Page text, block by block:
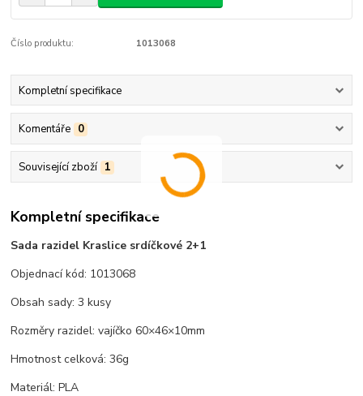
Číslo produktu: 1013068
Kompletní specifikace
Komentáře 0
Související zboží 1
Kompletní specifikace
Sada razidel Kraslice srdíčkové 2+1
Objednací kód: 1013068
Obsah sady: 3 kusy
Rozměry razidel: vajíčko 60×46×10mm
Hmotnost celková: 36g
Materiál: PLA